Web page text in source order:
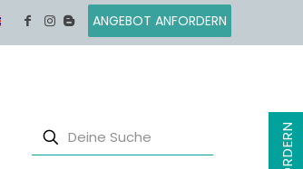
ANGEBOT ANFORDERN